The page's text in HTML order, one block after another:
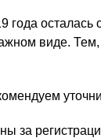
осталась
виде.
за